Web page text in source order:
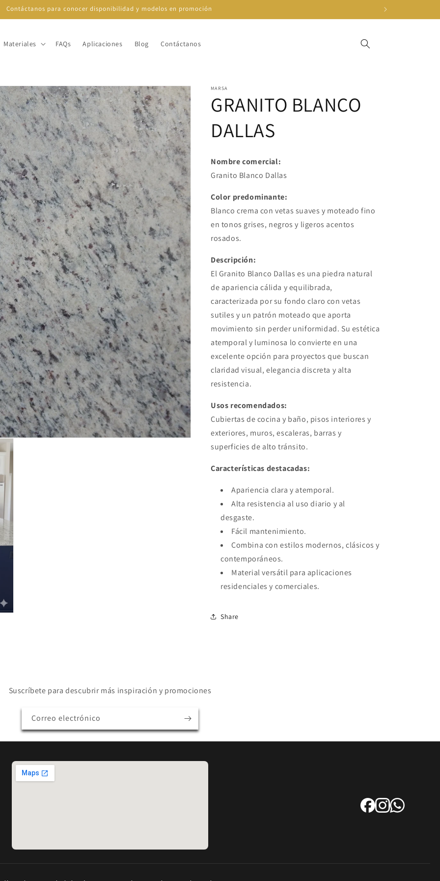
Contáctanos para conocer disponibilidad y modelos en promoción
Materiales FAQs Aplicaciones Blog Contáctanos
MARSA
GRANITO BLANCO
DALLAS
Nombre comercial:
Granito Blanco Dallas
Color predominante:
Blanco crema con vetas suaves y moteado fino
en tonos grises, negros y ligeros acentos
rosados.
Descripción:
El Granito Blanco Dallas es una piedra natural
de apariencia cálida y equilibrada,
caracterizada por su fondo claro con vetas
sutiles y un patrón moteado que aporta
movimiento sin perder uniformidad. Su estética
atemporal y luminosa lo convierte en una
excelente opción para proyectos que buscan
claridad visual, elegancia discreta y alta
resistencia.
Usos recomendados:
Cubiertas de cocina y baño, pisos interiores y
exteriores, muros, escaleras, barras y
superficies de alto tránsito.
Características destacadas:
Apariencia clara y atemporal.
Alta resistencia al uso diario y al
desgaste.
Fácil mantenimiento.
Combina con estilos modernos, clásicos y
contemporáneos.
Material versátil para aplicaciones
residenciales y comerciales.
Share
Suscríbete para descubrir más inspiración y promociones
Correo electrónico